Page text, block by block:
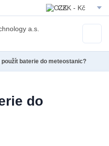
EUR - Eur
CZK - Kč
použít baterie do meteostanic?
do